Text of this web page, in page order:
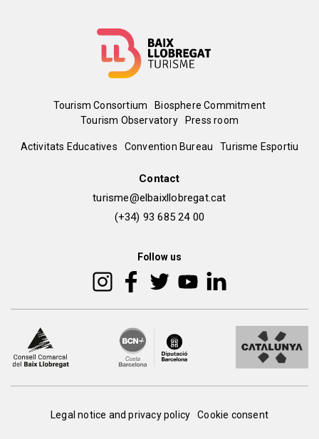
Menú
del
Tourism Consortium
Biosphere Commitment
Tourism Observatory
Press room
Peu
Activitats Educatives Convention Bureau Turisme Esportiu
Contact
turisme@elbaixllobregat.cat
(+34) 93 685 24 00
Follow us
PeuLegal notice and privacy policy Cookie consent